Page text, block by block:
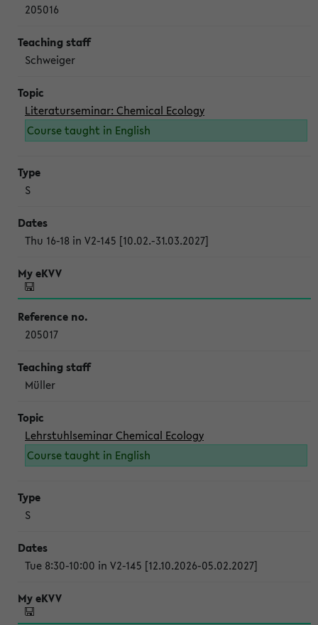
205016
Schweiger
Literaturseminar: Chemical Ecology
Course taught in English
S
Thu 16-18 in V2-145 [10.02.-31.03.2027]
205017
Müller
Lehrstuhlseminar Chemical Ecology
Course taught in English
S
Tue 8:30-10:00 in V2-145 [12.10.2026-05.02.2027]